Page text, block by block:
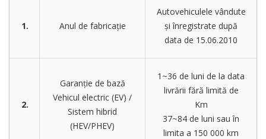
1. Anul de fabricație
Autovehiculele vândute
și înregistrate după
data de 15.06.2010
2.
Garanție de bază
Vehicul electric (EV) /
Sistem hibrid
(HEV/PHEV)
1~36 de luni de la data
livrării fără limită de
Km
37~84 de luni sau în
limita a 150 000 km